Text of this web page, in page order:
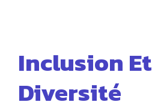
Inclusion Et
Diversité